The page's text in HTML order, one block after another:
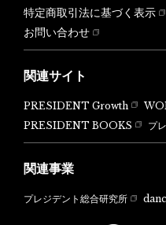
特定商取引法に基づく表示
お問い合わせ
関連サイト
PRESIDENT Growth
PRESIDENT BOOKS
プ
関連事業
プレジデント総合研究所